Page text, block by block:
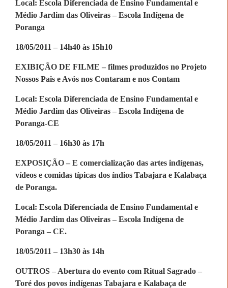
Local: Escola Diferenciada de Ensino Fundamental e
Médio Jardim das Oliveiras – Escola Indígena de
Poranga
18/05/2011 – 14h40 às 15h10
EXIBIÇÃO DE FILME – filmes produzidos no Projeto
Nossos Pais e Avós nos Contaram e nos Contam
Local: Escola Diferenciada de Ensino Fundamental e
Médio Jardim das Oliveiras – Escola Indígena de
Poranga-CE
18/05/2011 – 16h30 às 17h
EXPOSIÇÃO – E comercialização das artes indígenas,
vídeos e comidas típicas dos índios Tabajara e Kalabaça
de Poranga.
Local: Escola Diferenciada de Ensino Fundamental e
Médio Jardim das Oliveiras – Escola Indígena de
Poranga – CE.
18/05/2011 – 13h30 às 14h
OUTROS – Abertura do evento com Ritual Sagrado –
Toré dos povos indígenas Tabajara e Kalabaça de